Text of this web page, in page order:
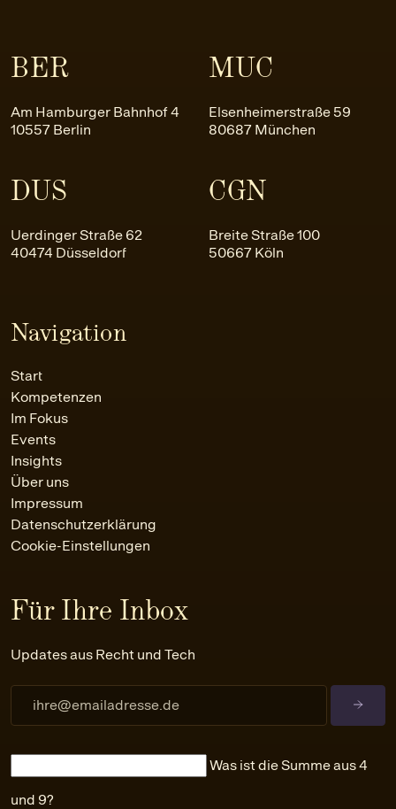
BER
Am Hamburger Bahnhof 4
10557 Berlin
MUC
Elsenheimerstraße 59
80687 München
DUS
Uerdinger Straße 62
40474 Düsseldorf
CGN
Breite Straße 100
50667 Köln
Navigation
Start
Kompetenzen
Im Fokus
Events
Insights
Über uns
Impressum
Datenschutzerklärung
Cookie-Einstellungen
Für Ihre Inbox
Updates aus Recht und Tech
Was ist die Summe aus 4
und 9?